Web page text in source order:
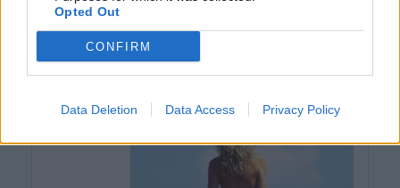
Opted Out
CONFIRM
Data Deletion Data Access Privacy Policy
emiliee2
(před 3 lety)
Léto je léto a mě je smutno.